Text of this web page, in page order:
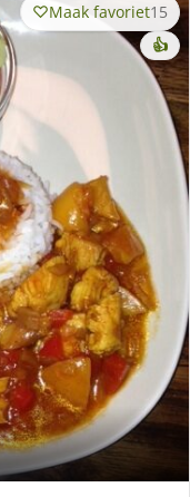
Maak favoriet15
👍